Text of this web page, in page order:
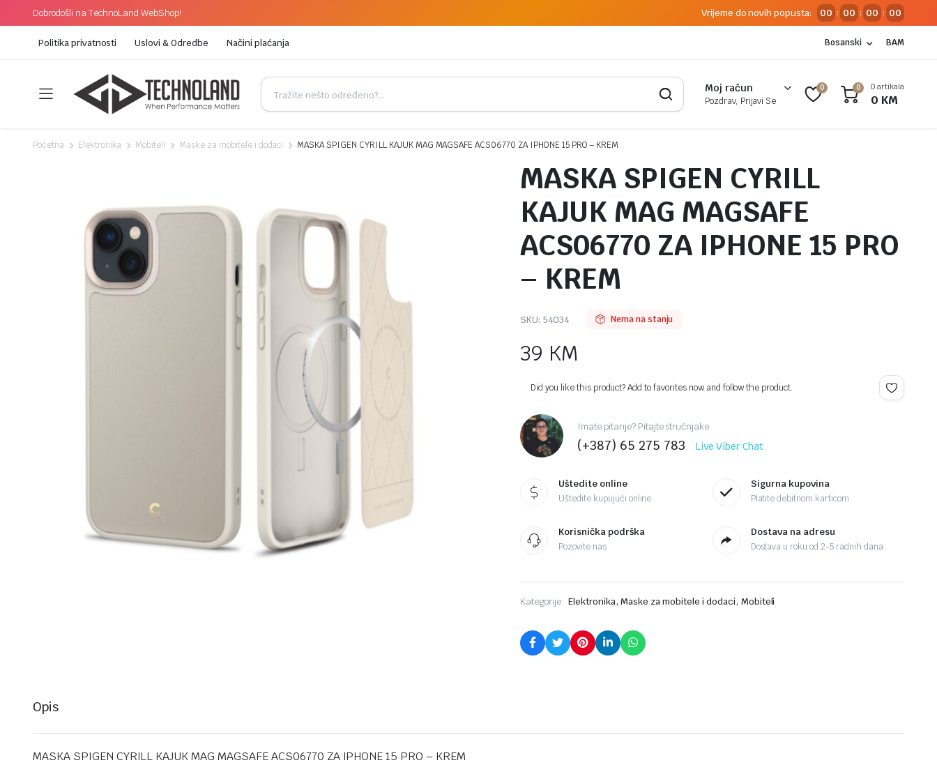
Dobrodošli na TechnoLand WebShop! Vrijeme do novih popusta: 00 : 00 : 00 : 00
Politika privatnosti Uslovi & Odredbe Načini plaćanja Bosanski BAM
Moj račun
Pozdrav, Prijavi Se
0 0 0 artikala
0 KM
Početna Elektronika Mobiteli Maske za mobitele i dodaci MASKA SPIGEN CYRILL KAJUK MAG MAGSAFE ACS06770 ZA IPHONE 15 PRO – KREM
MASKA SPIGEN CYRILL
KAJUK MAG MAGSAFE
ACS06770 ZA IPHONE 15 PRO
– KREM
SKU: 54034 Nema na stanju
39 KM
Did you like this product? Add to favorites now and follow the product.
Imate pitanje? Pitajte stručnjake
(+387) 65 275 783 Live Viber Chat
Uštedite online
Uštedite kupujući online
Sigurna kupovina
Platite debitnom karticom
Korisnička podrška
Pozovite nas
Dostava na adresu
Dostava u roku od 2-5 radnih dana
Kategorije: Elektronika, Maske za mobitele i dodaci, Mobiteli
Opis
MASKA SPIGEN CYRILL KAJUK MAG MAGSAFE ACS06770 ZA IPHONE 15 PRO – KREM